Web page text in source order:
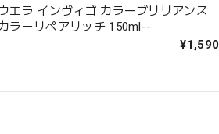
エラ インヴィゴ カラーブリリアンス
ラーリペアリッチ 150ml--
¥1,590